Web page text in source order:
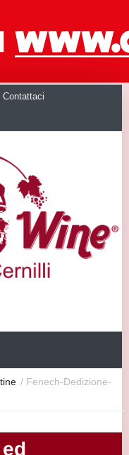
Contattaci
/ Fenech-Dedizione-